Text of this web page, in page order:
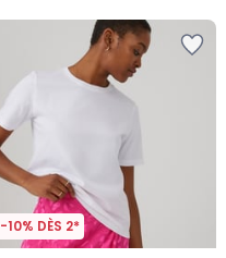
-10% DÈS 2*